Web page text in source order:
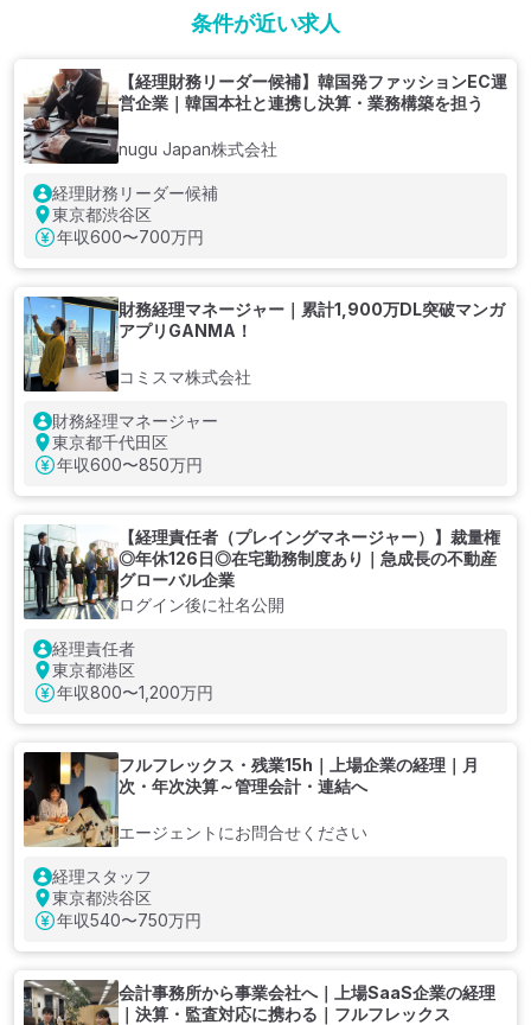
条件が近い求人
【経理財務リーダー候補】韓国発ファッションEC運
営企業｜韓国本社と連携し決算・業務構築を担う
nugu Japan株式会社
経理財務リーダー候補
東京都渋谷区
年収600〜700万円
財務経理マネージャー｜累計1,900万DL突破マンガ
アプリGANMA！
コミスマ株式会社
財務経理マネージャー
東京都千代田区
年収600〜850万円
【経理責任者（プレイングマネージャー）】裁量権
◎年休126日◎在宅勤務制度あり｜急成長の不動産
グローバル企業
ログイン後に社名公開
経理責任者
東京都港区
年収800〜1,200万円
フルフレックス・残業15h｜上場企業の経理｜月
次・年次決算～管理会計・連結へ
エージェントにお問合せください
経理スタッフ
東京都渋谷区
年収540〜750万円
会計事務所から事業会社へ｜上場SaaS企業の経理
｜決算・監査対応に携わる｜フルフレックス